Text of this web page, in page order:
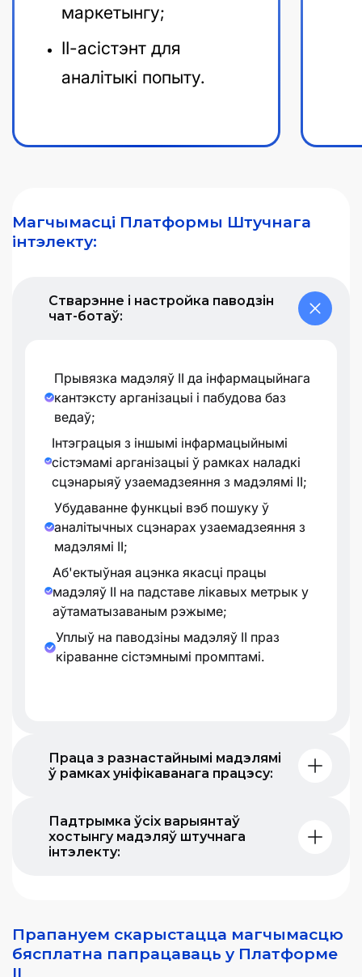
маркетынгу;
ІІ-асістэнт для
аналітыкі попыту.
Магчымасці Платформы Штучнага
інтэлекту:
Стварэнне і настройка паводзін
чат-ботаў:
Прывязка мадэляў ІІ да інфармацыйнага
кантэксту арганізацыі і пабудова баз
ведаў;
Інтэграцыя з іншымі інфармацыйнымі
сістэмамі арганізацыі ў рамках наладкі
сцэнарыяў узаемадзеяння з мадэлямі ІІ;
Убудаванне функцыі вэб пошуку ў
аналітычных сцэнарах узаемадзеяння з
мадэлямі ІІ;
Аб'ектыўная ацэнка якасці працы
мадэляў ІІ на падставе лікавых метрык у
аўтаматызаваным рэжыме;
Уплыў на паводзіны мадэляў ІІ праз
кіраванне сістэмнымі промптамі.
Праца з разнастайнымі мадэлямі
ў рамках уніфікаванага працэсу:
Падтрымка ўсіх варыянтаў
хостынгу мадэляў штучнага
інтэлекту:
Прапануем скарыстацца магчымасцю
бясплатна папрацаваць у Платформе
ІІ